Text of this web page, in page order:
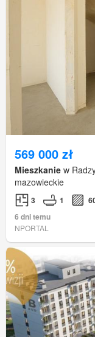
569 000 zł
Mieszkanie w
mazowieckie
3 1
6 dni temu
NPORTAL